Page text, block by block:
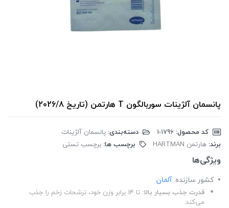
پانسمان آلژینات سوربالگون T هارتمن (تاریخ 2026/8)
کد محصول: دسته‌بندی: پانسمان آلژینات
برند: هارتمن HARTMAN برچسب ها: برچسب تستی
ویژگی‌ها
کشور سازنده: آلمان
قدرت جذب بسیار بالا:
تا ۱۴ برابر وزن خود، ترشحات زخم را جذب
می‌کند.